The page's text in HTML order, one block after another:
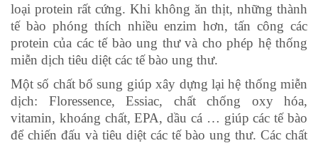
loại protein rất cứng. Khi không ăn thịt, những thành
tế bào phóng thích nhiều enzim hơn, tấn công các
protein của các tế bào ung thư và cho phép hệ thống
miễn dịch tiêu diệt các tế bào ung thư.
Một số chất bổ sung giúp xây dựng lại hệ thống miễn
dịch: Floressence, Essiac, chất chống oxy hóa,
vitamin, khoáng chất, EPA, dầu cá … giúp các tế bào
để chiến đấu và tiêu diệt các tế bào ung thư. Các chất